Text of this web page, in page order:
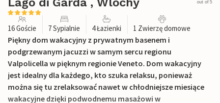
out of 5
16 Goście 7 Sypialnie 4 Łazienki 1 Zwierzę domowe
Piękny dom wakacyjny z prywatnym basenem i
podgrzewanym jacuzzi w samym sercu regionu
Valpolicella w pięknym regionie Veneto. Dom wakacyjny
jest idealny dla każdego, kto szuka relaksu, ponieważ
można się tu zrelaksować nawet w chłodniejsze miesiące
wakacyjne dzięki podwodnemu masażowi w